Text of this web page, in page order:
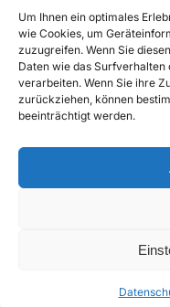
Um Ihnen ein optimales
wie Cookies, um
zuzugreifen. Wenn Sie
Daten wie das Surfverhalten
verarbeiten. Wenn Sie ihre
zurückziehen, können
beeinträchtigt werden.
Out of stock
356 Speedster
SIGLA, klar
€459,00 inkl. Mwst
Enthält 20% Mwst
Add to Compare